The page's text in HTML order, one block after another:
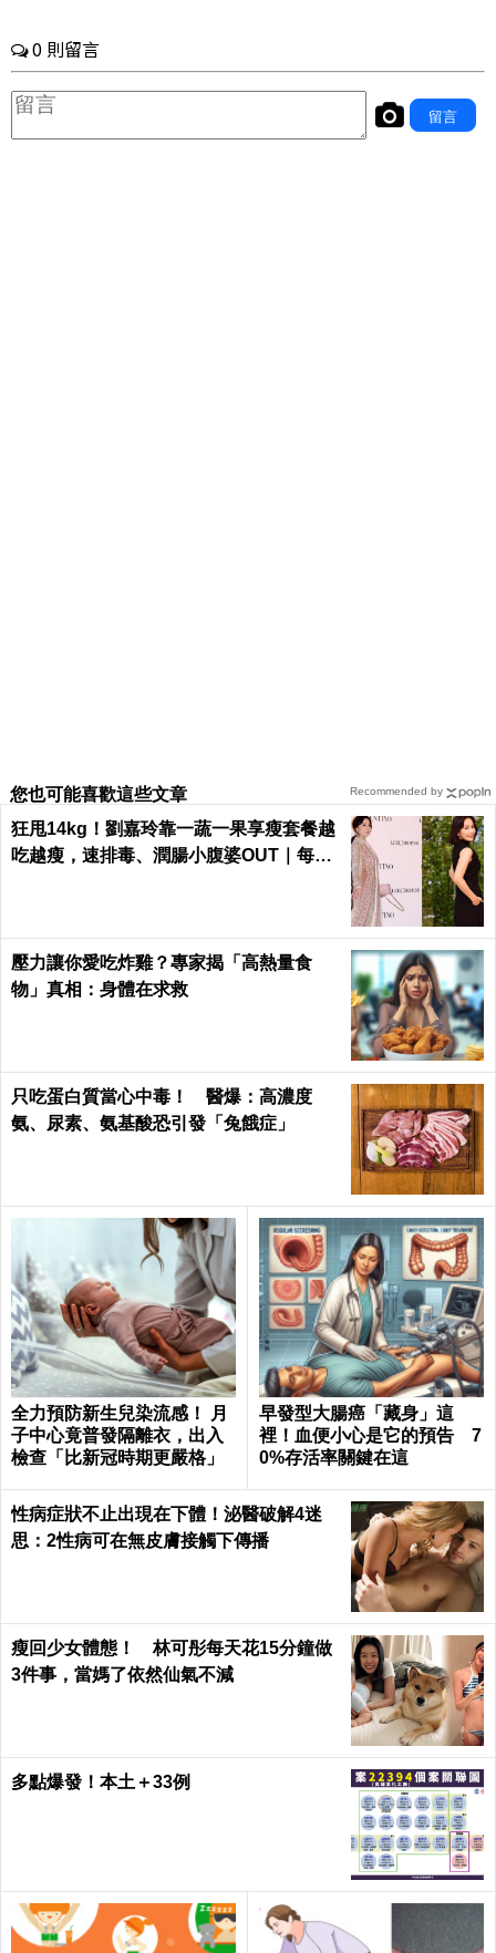
您也可能喜歡這些文章
狂甩14kg！劉嘉玲靠一蔬一果享瘦套餐越
吃越瘦，速排毒、潤腸小腹婆OUT｜每日
壓力讓你愛吃炸雞？專家揭「高熱量食
物」真相：身體在求救
只吃蛋白質當心中毒！ 醫爆：高濃度
氨、尿素、氨基酸恐引發「兔餓症」
全力預防新生兒染流感！ 月
子中心竟普發隔離衣，出入
檢查「比新冠時期更嚴格」
早發型大腸癌「藏身」這
裡！血便小心是它的預告 7
0%存活率關鍵在這
性病症狀不止出現在下體！泌醫破解4迷
思：2性病可在無皮膚接觸下傳播
瘦回少女體態！ 林可彤每天花15分鐘做
3件事，當媽了依然仙氣不減
多點爆發！本土＋33例
Recommended by